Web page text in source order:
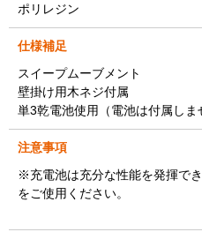
ポリレジン
仕様補足
スイープムーブメント
壁掛け用木ネジ付属
単3乾電池使用（電池は付属しま
注意事項
※充電池は充分な性能を発揮で
をご使用ください。